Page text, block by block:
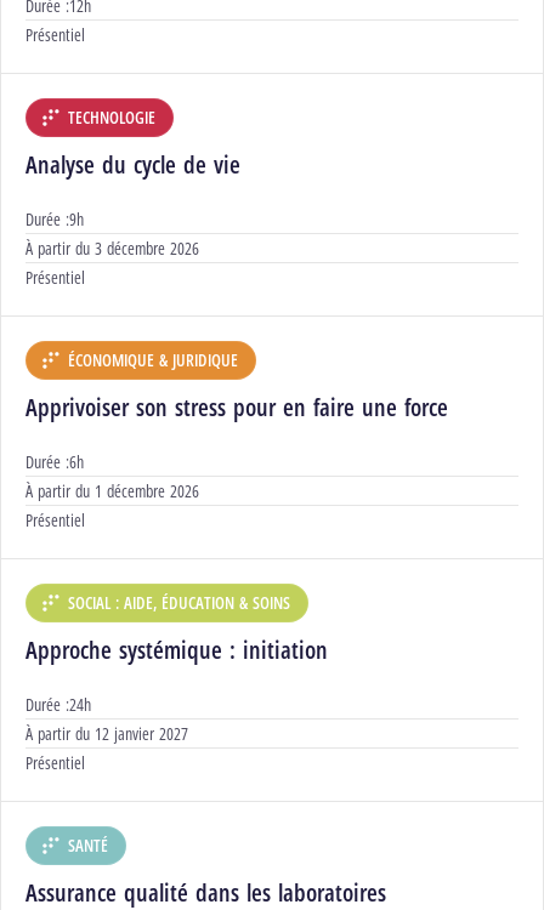
Durée :12h
Modalités :
Présentiel
DÉPARTEMENT :
TECHNOLOGIE
Analyse du cycle de vie
Durée :9h
Début :
À partir du 3 décembre 2026
Modalités :
Présentiel
DÉPARTEMENT :
ÉCONOMIQUE & JURIDIQUE
Apprivoiser son stress pour en faire une force
Durée :6h
Début :
À partir du 1 décembre 2026
Modalités :
Présentiel
DÉPARTEMENT :
SOCIAL : AIDE, ÉDUCATION & SOINS
Approche systémique : initiation
Durée :24h
Début :
À partir du 12 janvier 2027
Modalités :
Présentiel
DÉPARTEMENT :
SANTÉ
Assurance qualité dans les laboratoires